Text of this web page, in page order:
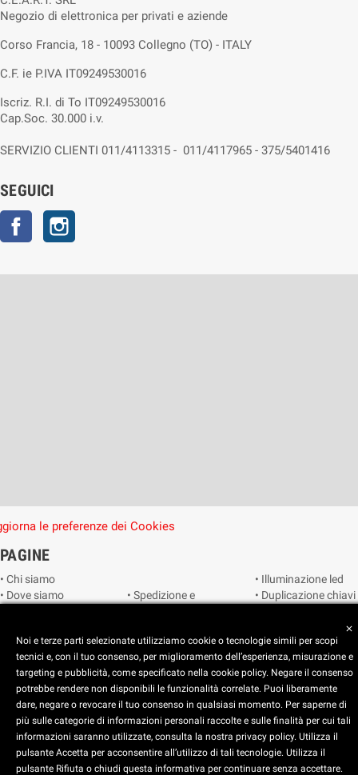
Negozio di elettronica per privati e aziende
Corso Francia, 18 - 10093 Collegno (TO) - ITALY
C.F. ie P.IVA IT09249530016
Iscriz. R.I. di To IT09249530016
Cap.Soc. 30.000 i.v.
SERVIZIO CLIENTI 011/4113315 - 011/4117965 - 375/5401416
SEGUICI
Facebook
le preferenze dei Cookies
PAGINE
• Chi siamo
• Dove siamo
• Reimposta le
preferenze dei
cookie
• Spedizione e
vendita
• Catalogo
• Illuminazione led
• Duplicazione chiavi
telecomandi
• Smart home
• Video sorveglianza
Copyright © 2025 CEART | Negozio di elettronica Torino
C.E.A.R.T. Elettronica
4.5starstarstarstar star_half
Basato su914recensioni
close
Noi e terze parti selezionate utilizziamo cookie o tecnologie simili per scopi
tecnici e, con il tuo consenso, per miglioramento dell’esperienza, misurazione e
targeting e pubblicità, come specificato nella cookie policy. Negare il consenso
potrebbe rendere non disponibili le funzionalità correlate. Puoi liberamente
dare, negare o revocare il tuo consenso in qualsiasi momento. Per saperne di
più sulle categorie di informazioni personali raccolte e sulle finalità per cui tali
informazioni saranno utilizzate, consulta la nostra privacy policy. Utilizza il
pulsante Accetta per acconsentire all’utilizzo di tali tecnologie. Utilizza il
pulsante Rifiuta o chiudi questa informativa per continuare senza accettare.